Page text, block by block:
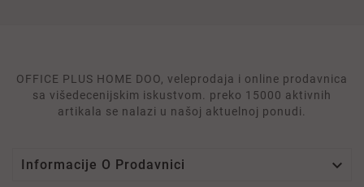
OFFICE PLUS HOME DOO, veleprodaja i online prodavnica
sa višedecenijskim iskustvom. preko 15000 aktivnih
artikala se nalazi u našoj aktuelnoj ponudi.
Informacije O Prodavnici 